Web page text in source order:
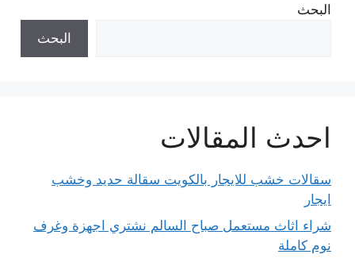
البحث
البحث
احدث المقالات
سقالات خشب للايجار بالكويت سقالة حديد وخشب
ايجار
شراء اثاث مستعمل صباح السالم نشتري اجهزة وغرف
نوم كاملة